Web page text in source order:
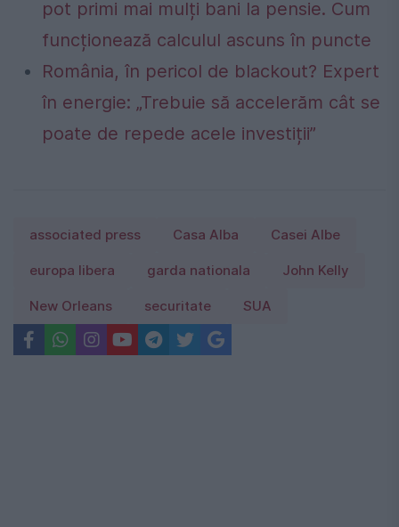
pot primi mai mulți bani la pensie. Cum
funcționează calculul ascuns în puncte
România, în pericol de blackout? Expert
în energie: „Trebuie să accelerăm cât se
poate de repede acele investiții”
associated press Casa Alba Casei Albe
europa libera garda nationala John Kelly
New Orleans securitate SUA